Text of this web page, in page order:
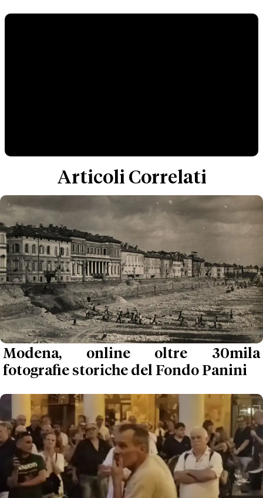
Articoli Correlati
Modena, online oltre 30mila
fotografie storiche del Fondo Panini